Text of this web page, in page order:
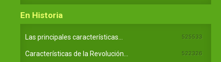
En Historia
Las principales características... 525533
Características de la Revolución... 522326